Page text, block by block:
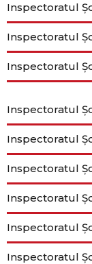
Inspectoratul
Inspectoratul
Inspectoratul
Inspectoratul
Inspectoratul
Inspectoratul
Inspectoratul
Inspectoratul
Inspectoratul